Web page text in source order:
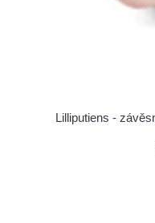
Lilliputiens -